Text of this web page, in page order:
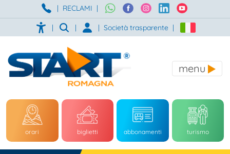
| RECLAMI |
| | | Società trasparente |
menu
orari biglietti abbonamenti turismo